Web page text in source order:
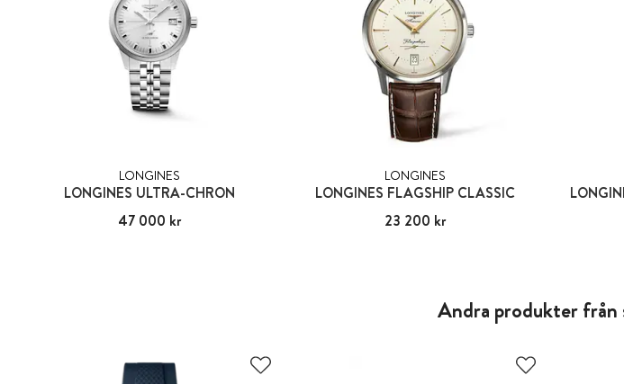
LONGINES
LONGINES ULTRA-CHRON
Pris:47 000 kr
47 000 kr
LONGINES
LONGINES FLAGSHIP CLASSIC
Pris:23 200 kr
23 200 kr
Andra produkter från